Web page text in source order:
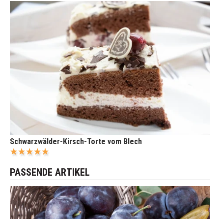
Schwarzwälder-Kirsch-Torte vom Blech
PASSENDE ARTIKEL